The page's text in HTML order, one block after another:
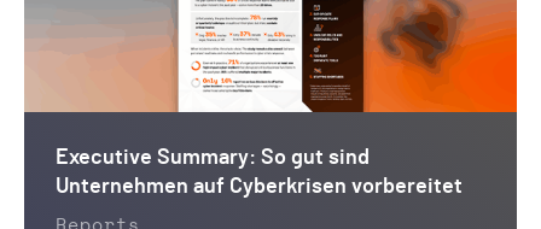
Executive Summary: So gut sind
Unternehmen auf Cyberkrisen vorbereitet